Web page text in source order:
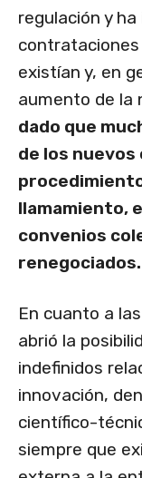
regulación y
existían y, en
aumento de la
dado que
de los
llamamiento,
convenios
renegociados.
En cuanto a
abrió la
indefinidos
innovación,
científico-
siempre que